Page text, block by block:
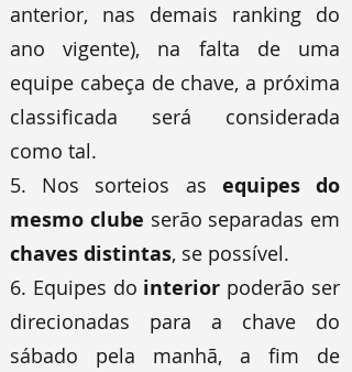
anterior, nas demais ranking do
ano vigente), na falta de uma
equipe cabeça de chave, a próxima
classificada será considerada
como tal.
5. Nos sorteios as equipes do
mesmo clube serão separadas em
chaves distintas, se possível.
6. Equipes do interior poderão ser
direcionadas para a chave do
sábado pela manhã, a fim de